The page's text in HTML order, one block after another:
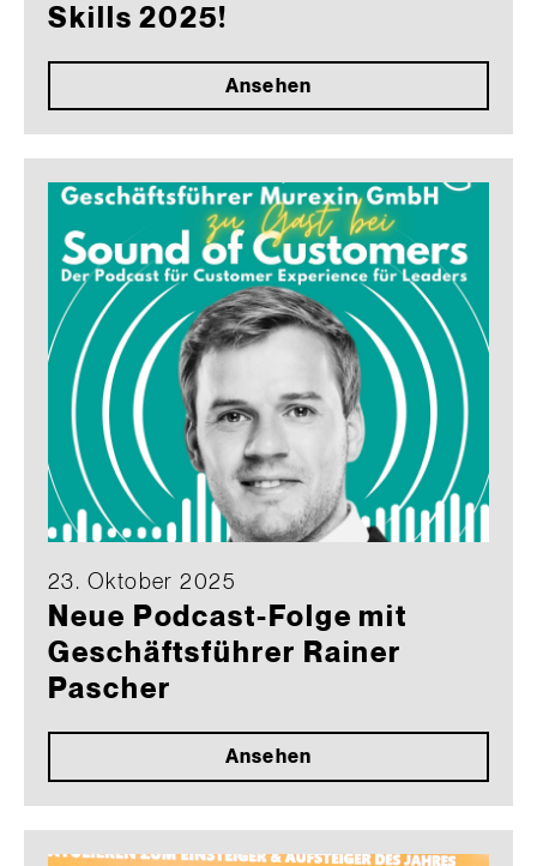
Skills 2025!
Ansehen
23. Oktober 2025
Neue Podcast-Folge mit
Geschäftsführer Rainer
Pascher
Ansehen